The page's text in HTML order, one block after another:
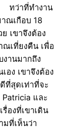
ทว่าที่ทำงาน
ณเกือบ 18
เขาจึงต้อง
ณเที่ยงคืน เพื่อ
งานมากถึง
อง เขาจึงต้อง
ที่สุดเท่าที่จะ
และ
องที่เขาเดิน
มที่เห็นว่า